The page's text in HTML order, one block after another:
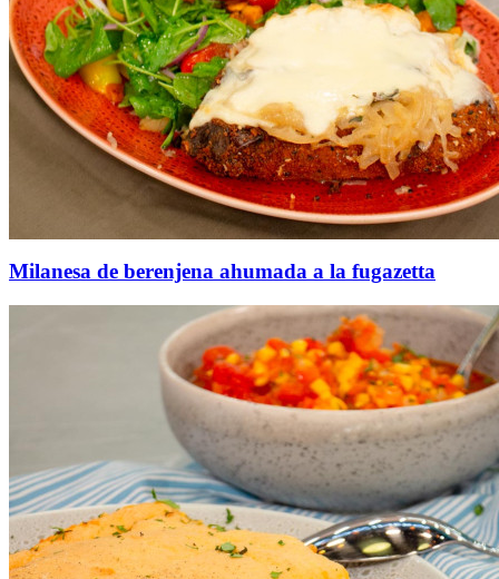
Milanesa de berenjena ahumada a la fugazetta